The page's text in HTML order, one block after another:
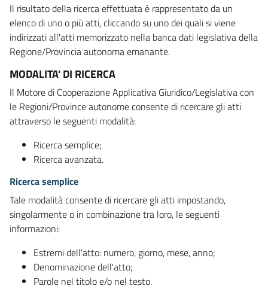
Il risultato della ricerca effettuata è rappresentato da un
elenco di uno o più atti, cliccando su uno dei quali si viene
indirizzati all'atti memorizzato nella banca dati legislativa della
Regione/Provincia autonoma emanante.
MODALITA' DI RICERCA
Il Motore di Cooperazione Applicativa Giuridico/Legislativa con
le Regioni/Province autonome consente di ricercare gli atti
attraverso le seguenti modalità:
Ricerca semplice;
Ricerca avanzata.
Ricerca semplice
Tale modalità consente di ricercare gli atti impostando,
singolarmente o in combinazione tra loro, le seguenti
informazioni:
Estremi dell'atto: numero, giorno, mese, anno;
Denominazione dell'atto;
Parole nel titolo e/o nel testo.